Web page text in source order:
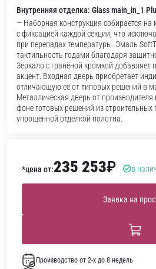
Внутренняя отделка: Glass main_in_1
— Наборная конструкция собирается
с фиксацией каждой секции, что
при перепадах температуры. Эмаль
тактильность годами благодаря
Зеркало с гранёной кромкой добавляет
акцент. Входная дверь приобретает
отличающую её от типовых решений в
Металлическая дверь от производителя
фоне готовых решений из строительных
упрощённой отделкой полотна.
*цена от:235 253₽ в
Заявка на
Производство от 2-х до 8 недель